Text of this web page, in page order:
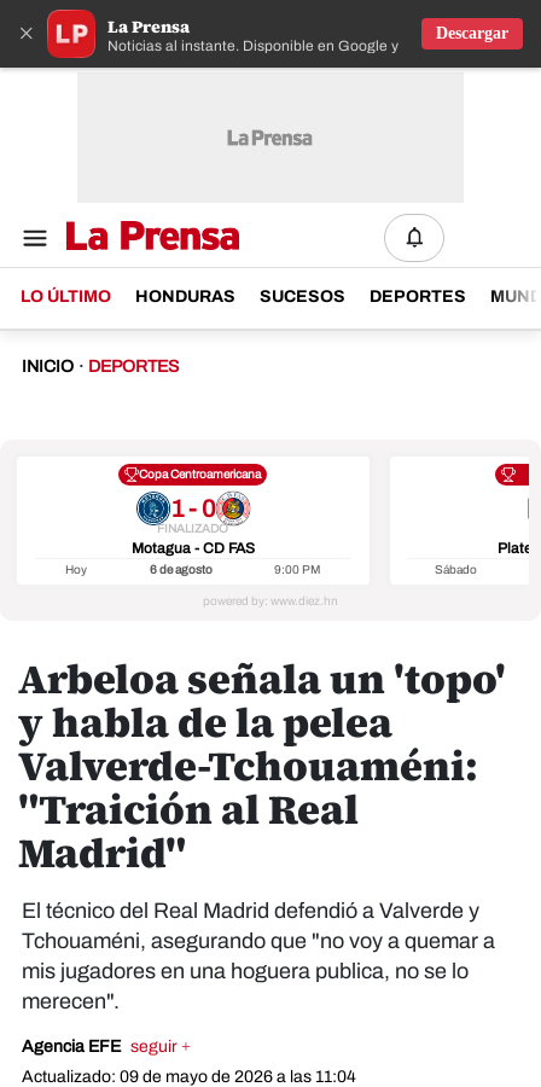
× La Prensa
Noticias al instante. Disponible en Google y IOS
Descargar
LO ÚLTIMO HONDURAS SUCESOS DEPORTES
INICIO · DEPORTES
Copa Centroamericana
1 - 0
FINALIZADO
Motagua - CD FAS
Hoy 6 de agosto 9:00 PM Sábado
Arbeloa señala un 'topo'
y habla de la pelea
Valverde-Tchouaméni:
"Traición al Real
Madrid"
El técnico del Real Madrid defendió a Valverde y
Tchouaméni, asegurando que "no voy a quemar a
mis jugadores en una hoguera publica, no se lo
merecen".
Agencia EFE seguir +
Actualizado: 09 de mayo de 2026 a las 11:04